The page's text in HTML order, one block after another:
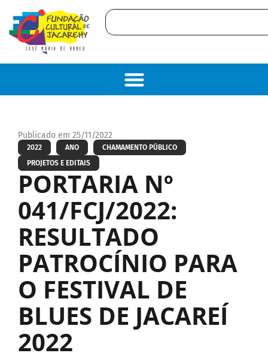
Publicado em 25/11/2022
2022 ANO
CHAMAMENTO PÚBLICO
PROJETOS E EDITAIS
PORTARIA Nº
041/FCJ/2022:
RESULTADO
PATROCÍNIO PARA
O FESTIVAL DE
BLUES DE JACAREÍ
2022